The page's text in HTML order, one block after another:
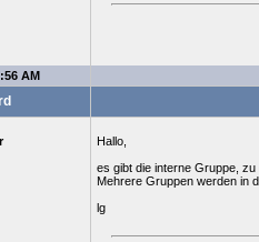
AM
Hallo,
es gibt die interne Gruppe,
Mehrere Gruppen werden in
lg